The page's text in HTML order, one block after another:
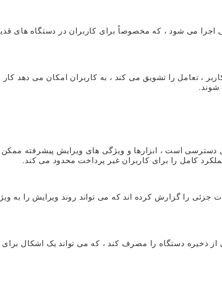
اجرا می شود ، که مخصوصاً برای کاربران در دستگاه های
، تعامل را تشویق می کند ، به کاربران امکان می دهد کار
شوند.
دسترسی است ، ابزارها و ویژگی های ویرایش پیشرفته ممکن
کامل را برای کاربران غیر پرداخت محدود می کند.
را گزارش کرده اند که می تواند روند ویرایش را به
ذخیره دستگاه را مصرف کند ، که می تواند یک اشکال برای